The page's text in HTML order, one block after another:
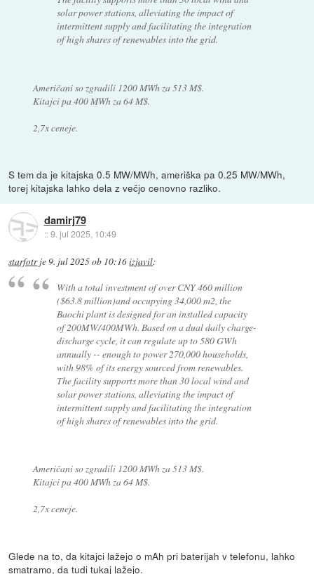
solar power stations, alleviating the impact of
intermittent supply and facilitating the integration
of high shares of renewables into the grid.
Američani so zgradili 1200 MWh za 513 M$.
Kitajci pa 400 MWh za 64 M$.
2,7x ceneje.
S tem da je kitajska 0.5 MW/MWh, ameriška pa 0.25 MW/MWh,
torej kitajska lahko dela z večjo cenovno razliko.
damirj79
::9. jul 2025, 10:49
starfotrje9. jul 2025 ob 10:16izjavil:
With a total investment of over CNY 460 million
($63.8 million)and occupying 34,000 m2, the
Baochi plant is designed for an installed capacity
of 200MW/400MWh. Based on a dual daily charge-
discharge cycle, it can regulate up to 580 GWh
annually -- enough to power 270,000 households,
with 98% of its energy sourced from renewables.
The facility supports more than 30 local wind and
solar power stations, alleviating the impact of
intermittent supply and facilitating the integration
of high shares of renewables into the grid.
Američani so zgradili 1200 MWh za 513 M$.
Kitajci pa 400 MWh za 64 M$.
2,7x ceneje.
Glede na to, da kitajci lažejo o mAh pri baterijah v telefonu, lahko
smatramo, da tudi tukaj lažejo.